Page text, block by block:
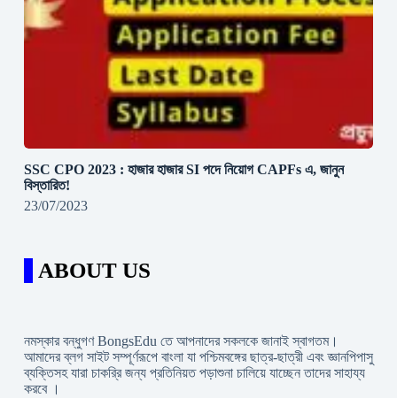
SSC CPO 2023 : হাজার হাজার SI পদে নিয়োগ CAPFs এ, জানুন
বিস্তারিত!
23/07/2023
ABOUT US
নমস্কার বন্ধুগণ BongsEdu তে আপনাদের সকলকে জানাই স্বাগতম।
আমাদের ব্লগ সাইট সম্পূর্ণরূপে বাংলা যা পশ্চিমবঙ্গের ছাত্র-ছাত্রী এবং জ্ঞানপিপাসু
ব্যক্তিসহ যারা চাকরি্র জন্য প্রতিনিয়ত পড়াশুনা চালিয়ে যাচ্ছেন তাদের সাহায্য
করবে ।